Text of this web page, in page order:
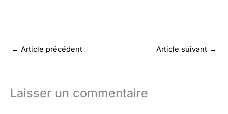
← Article précédent Article suivant →
Laisser un commentaire